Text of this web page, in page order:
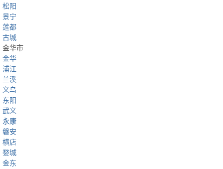
松阳
景宁
莲都
古城
金华市
金华
浦江
兰溪
义乌
东阳
武义
永康
磐安
横店
婺城
金东